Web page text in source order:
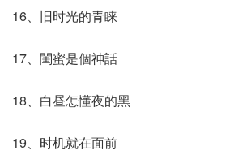
16、旧时光的青睐
17、閨蜜是個神話
18、白昼怎懂夜的黑
19、时机就在面前